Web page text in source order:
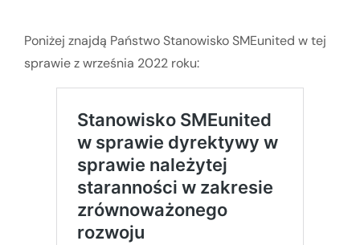
Poniżej znajdą Państwo Stanowisko SMEunited w tej
sprawie z września 2022 roku: